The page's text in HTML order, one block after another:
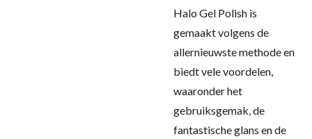
Halo Gel Polish is
gemaakt volgens de
allernieuwste methode en
biedt vele voordelen,
waaronder het
gebruiksgemak, de
fantastische glans en de